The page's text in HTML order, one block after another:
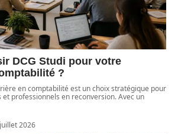
DCG Studi pour votre
?
en comptabilité est un choix stratégique pour
professionnels en reconversion. Avec un
2026